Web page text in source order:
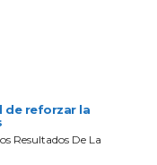
de reforzar la
Resultados De La